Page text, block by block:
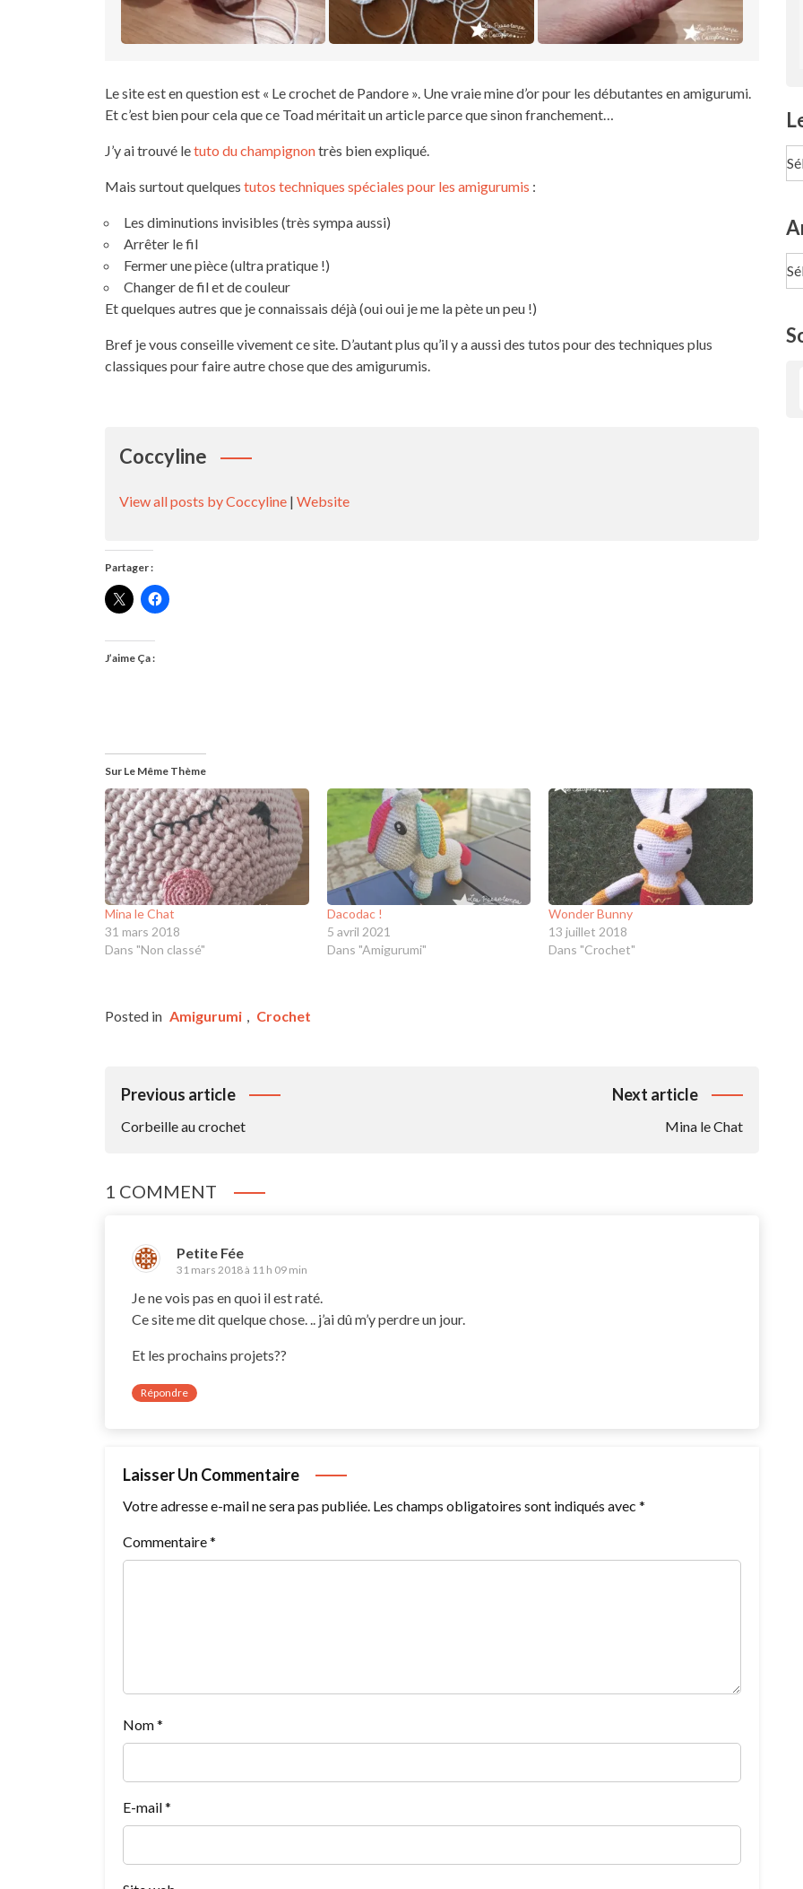
Le site est en question est « Le crochet de Pandore ». Une vraie mine d’or pour les débutantes en amigurumi.
Et c’est bien pour cela que ce Toad méritait un article parce que sinon franchement…
J’y ai trouvé letuto du champignontrès bien expliqué.
Mais surtout quelques tutos techniques spéciales pour les amigurumis :
Les diminutions invisibles (très sympa aussi)
Arrêter le fil
Fermer une pièce (ultra pratique !)
Changer de fil et de couleur
Et quelques autres que je connaissais déjà (oui oui je me la pète un peu !)
Bref je vous conseille vivement ce site. D’autant plus qu’il y a aussi des tutos pour des techniques plus
classiques pour faire autre chose que des amigurumis.
Coccyline
View all posts by Coccyline | Website
Partager :
J’aime Ça :
Sur Le Même Thème
Mina le Chat
31 mars 2018
Dans "Non classé"
Dacodac !
5 avril 2021
Dans "Amigurumi"
Wonder Bunny
13 juillet 2018
Dans "Crochet"
Posted in Amigurumi Crochet
Navigation
L’article
Previous article
Corbeille au crochet
Next article
Mina le Chat
1 COMMENT
Petite Fée
31 mars 2018 à 11 h 09 min
Je ne vois pas en quoi il est raté.
Ce site me dit quelque chose. .. j’ai dû m’y perdre un jour.
Et les prochains projets??
Répondre
Laisser Un Commentaire
Votre adresse e-mail ne sera pas publiée. Les champs obligatoires sont indiqués avec *
Commentaire*
Nom*
E-mail*